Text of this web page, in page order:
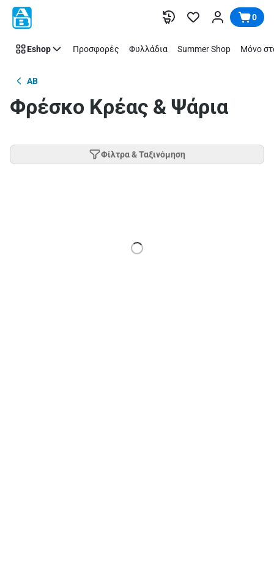
Παράλειψη 0
Eshop Προσφορές Φυλλάδια Summer Shop Μόνο
AB
Φρέσκο Κρέας & Ψάρια
Φίλτρα & Ταξινόμηση